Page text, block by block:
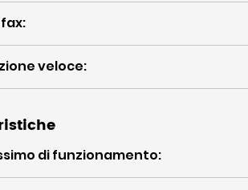
:
veloce:
di funzionamento: